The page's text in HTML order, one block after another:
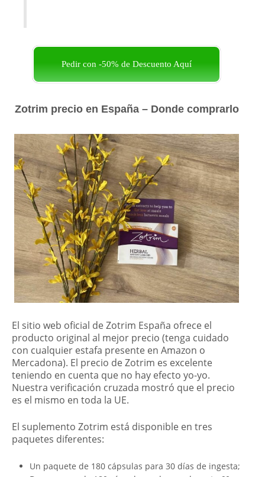
Pedir con -50% de Descuento Aquí
Zotrim precio en España – Donde comprarlo
El sitio web oficial de Zotrim España ofrece el
producto original al mejor precio (tenga cuidado
con cualquier estafa presente en Amazon o
Mercadona). El precio de Zotrim es excelente
teniendo en cuenta que no hay efecto yo-yo.
Nuestra verificación cruzada mostró que el precio
es el mismo en toda la UE.
El suplemento Zotrim está disponible en tres
paquetes diferentes:
Un paquete de 180 cápsulas para 30 días de ingesta;